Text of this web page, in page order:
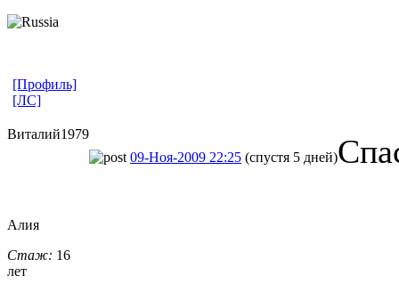
[Профиль]
[ЛС]
Виталий1979
09-Ноя-2009 22:25 (спустя 5 дней)
Алия
Стаж: 16
лет